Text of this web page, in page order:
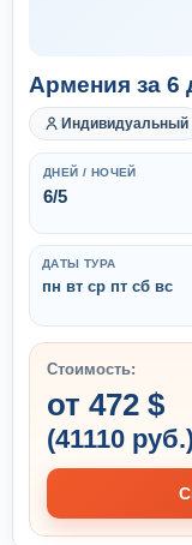
Армения за 6
Индивидуальный
ДНЕЙ / НОЧЕЙ
6/5
ДАТЫ ТУРА
пн вт ср пт сб вс
Стоимость:
от 472 $
(41110